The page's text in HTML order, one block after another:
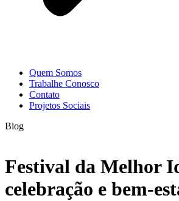
Quem Somos
Trabalhe Conosco
Contato
Projetos Sociais
Blog
Festival da Melhor
celebração e bem-